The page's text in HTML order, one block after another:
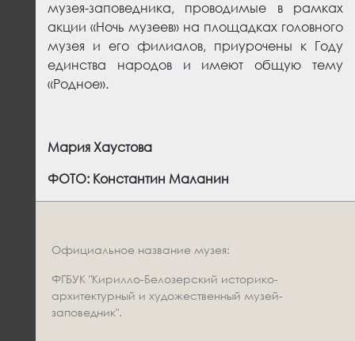
музея-заповедника, проводимые в рамках
акции «Ночь музеев» на площадках головного
музея и его филиалов, приурочены к Году
единства народов и имеют общую тему
«Родное».
Мария Хаустова
ФОТО: Константин Маланин
Официальное название музея:
ФГБУК "Кирилло-Белозерский историко-
архитектурный и художественный музей-
заповедник".